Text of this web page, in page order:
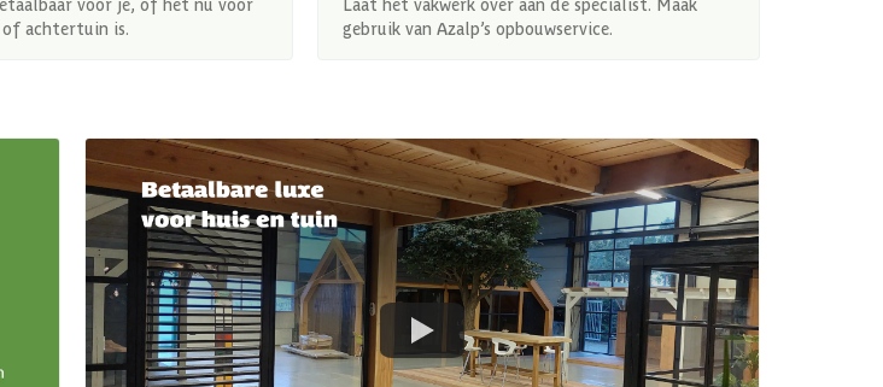
of achtertuin is.
gebruik van Azalp’s opbouwservice.